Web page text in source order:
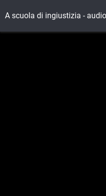
A scuola di ingiustizia - audio